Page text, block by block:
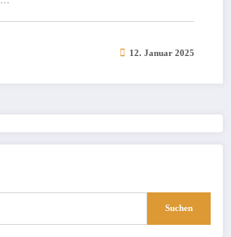
12. Januar 2025
Suchen